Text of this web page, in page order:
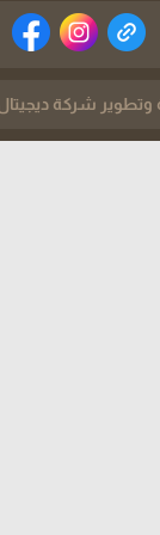
وتطوير شركة